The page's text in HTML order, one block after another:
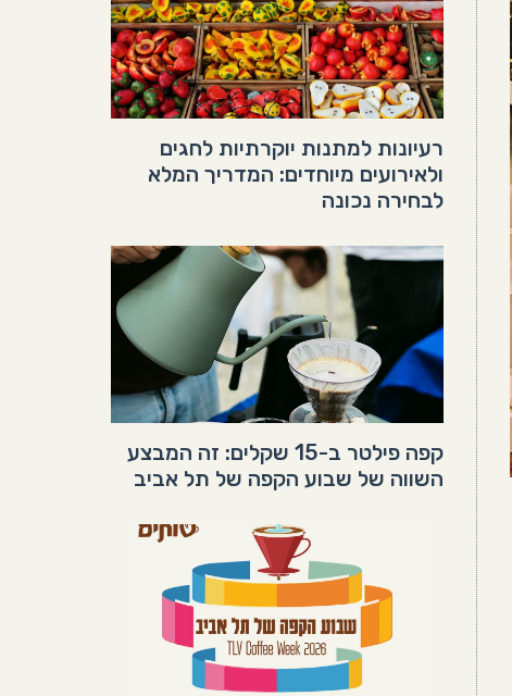
רעיונות למתנות יוקרתיות לחגים
ולאירועים מיוחדים: המדריך המלא
לבחירה נכונה
קפה פילטר ב-15 שקלים: זה המבצע
השווה של שבוע הקפה של תל אביב